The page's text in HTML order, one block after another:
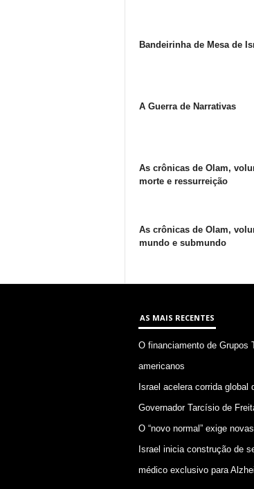
Bandeirinha de Mesa de
A Guerra de Narrativas
As crônicas de Olam,
morte e ressurreição
As crônicas de Olam,
mundo e submundo
AS MAIS RECENTES
O financiamento de Grupos
americanos
Israel acelera corrida global
Governador Tarcísio de
O “novo normal” exige
Israel inicia construção de
médico exclusivo para